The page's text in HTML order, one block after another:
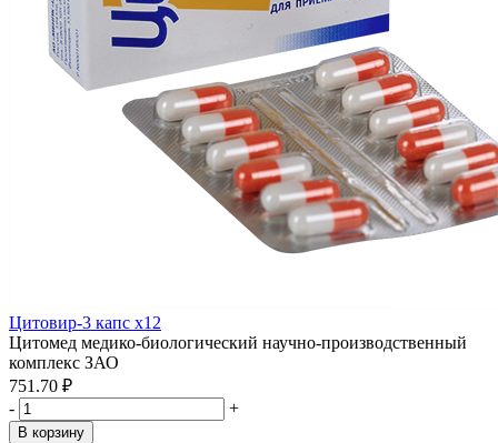
Цитовир-3 капс x12
Цитомед медико-биологический научно-производственный
комплекс ЗАО
751.70 ₽
-
+
В корзину